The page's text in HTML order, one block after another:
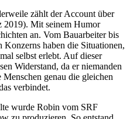
zählt der Account über
2019). Mit seinem Humor
an. Vom Bauarbeiter bis
haben die Situationen,
selbst erlebt. Auf dieser
Widerstand, da er niemanden
genau die gleichen
verbindet.
wurde Robin vom SRF